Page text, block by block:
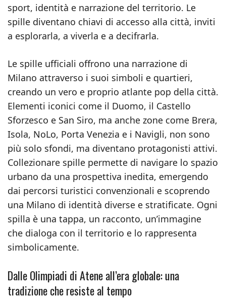
sport, identità e narrazione del territorio. Le
spille diventano chiavi di accesso alla città, inviti
a esplorarla, a viverla e a decifrarla.
Le spille ufficiali offrono una narrazione di
Milano attraverso i suoi simboli e quartieri,
creando un vero e proprio atlante pop della città.
Elementi iconici come il Duomo, il Castello
Sforzesco e San Siro, ma anche zone come Brera,
Isola, NoLo, Porta Venezia e i Navigli, non sono
più solo sfondi, ma diventano protagonisti attivi.
Collezionare spille permette di navigare lo spazio
urbano da una prospettiva inedita, emergendo
dai percorsi turistici convenzionali e scoprendo
una Milano di identità diverse e stratificate. Ogni
spilla è una tappa, un racconto, un’immagine
che dialoga con il territorio e lo rappresenta
simbolicamente.
Dalle Olimpiadi di Atene all’era globale: una
tradizione che resiste al tempo